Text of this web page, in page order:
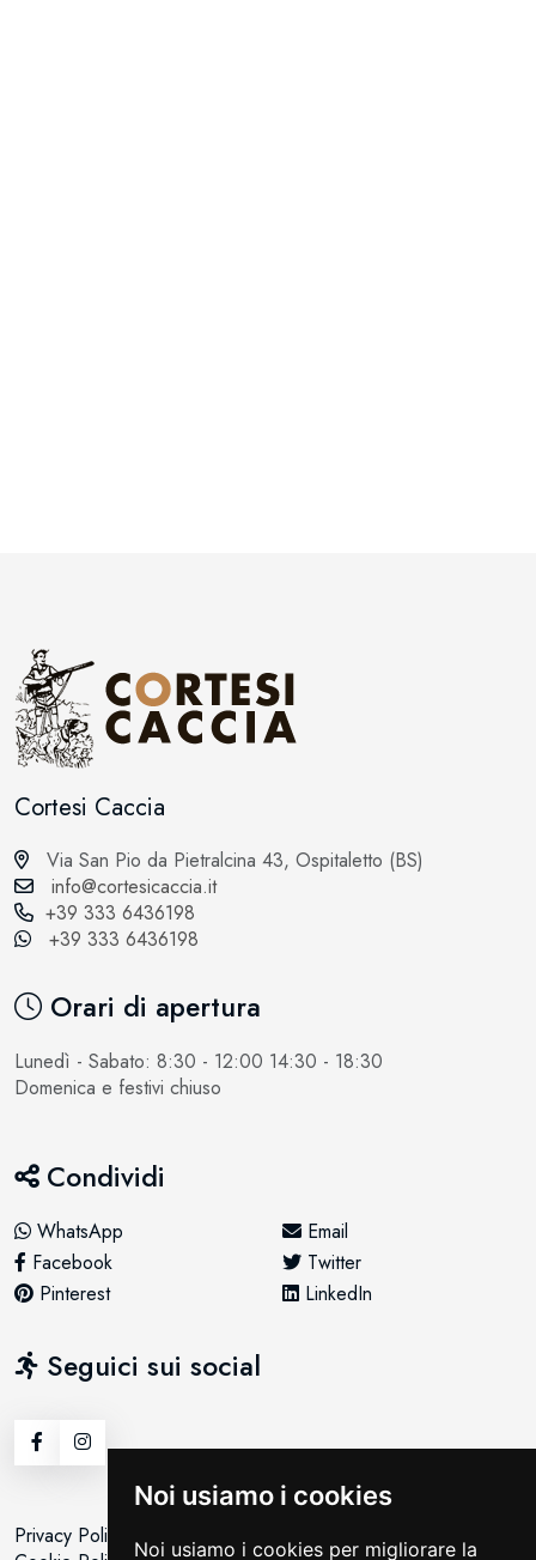
Noi usiamo i cookies
Noi usiamo i cookies per migliorare la
Cortesi Caccia
Via San Pio da Pietralcina 43, Ospitaletto (BS)
info@cortesicaccia.it
+39 333 6436198
+39 333 6436198
Orari di apertura
Lunedì - Sabato: 8:30 - 12:00 14:30 - 18:30
Domenica e festivi chiuso
Condividi
WhatsApp
Email
Facebook
Twitter
Pinterest
LinkedIn
Seguici sui social
Privacy Policy